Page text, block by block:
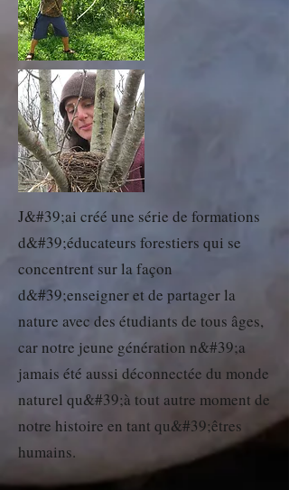
J&#39;ai créé une série de formations
d&#39;éducateurs forestiers qui se
concentrent sur la façon
d&#39;enseigner et de partager la
nature avec des étudiants de tous âges,
car notre jeune génération n&#39;a
jamais été aussi déconnectée du monde
naturel qu&#39;à tout autre moment de
notre histoire en tant qu&#39;êtres
humains.